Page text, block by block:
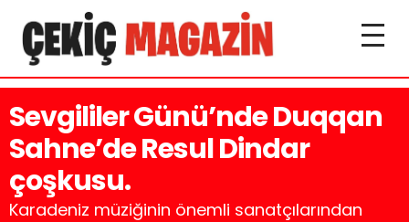
Sevgililer Günü’nde Duqqan
Sahne’de Resul Dindar
çoşkusu.
Karadeniz müziğinin önemli sanatçılarından